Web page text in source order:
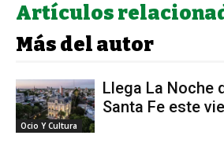
Artículos
Más del autor
Ocio Y Cultura
Llega La Noche
Santa Fe este